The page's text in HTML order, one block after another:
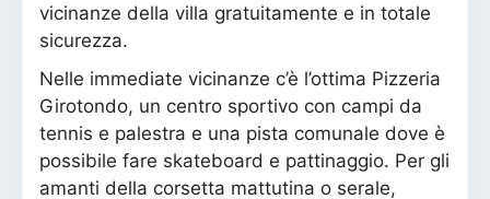
vicinanze della villa gratuitamente e in totale
sicurezza.
Nelle immediate vicinanze c’è l’ottima Pizzeria
Girotondo, un centro sportivo con campi da
tennis e palestra e una pista comunale dove è
possibile fare skateboard e pattinaggio. Per gli
amanti della corsetta mattutina o serale,